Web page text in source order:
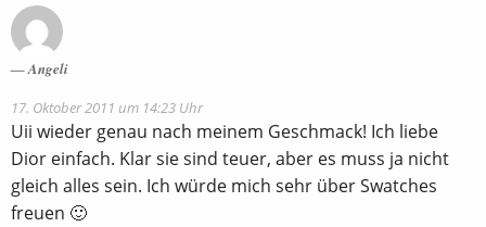
Angeli
17. Oktober 2011 um 14:23 Uhr
Uii wieder genau nach meinem Geschmack! Ich liebe
Dior einfach. Klar sie sind teuer, aber es muss ja nicht
gleich alles sein. Ich würde mich sehr über Swatches
freuen 🙂